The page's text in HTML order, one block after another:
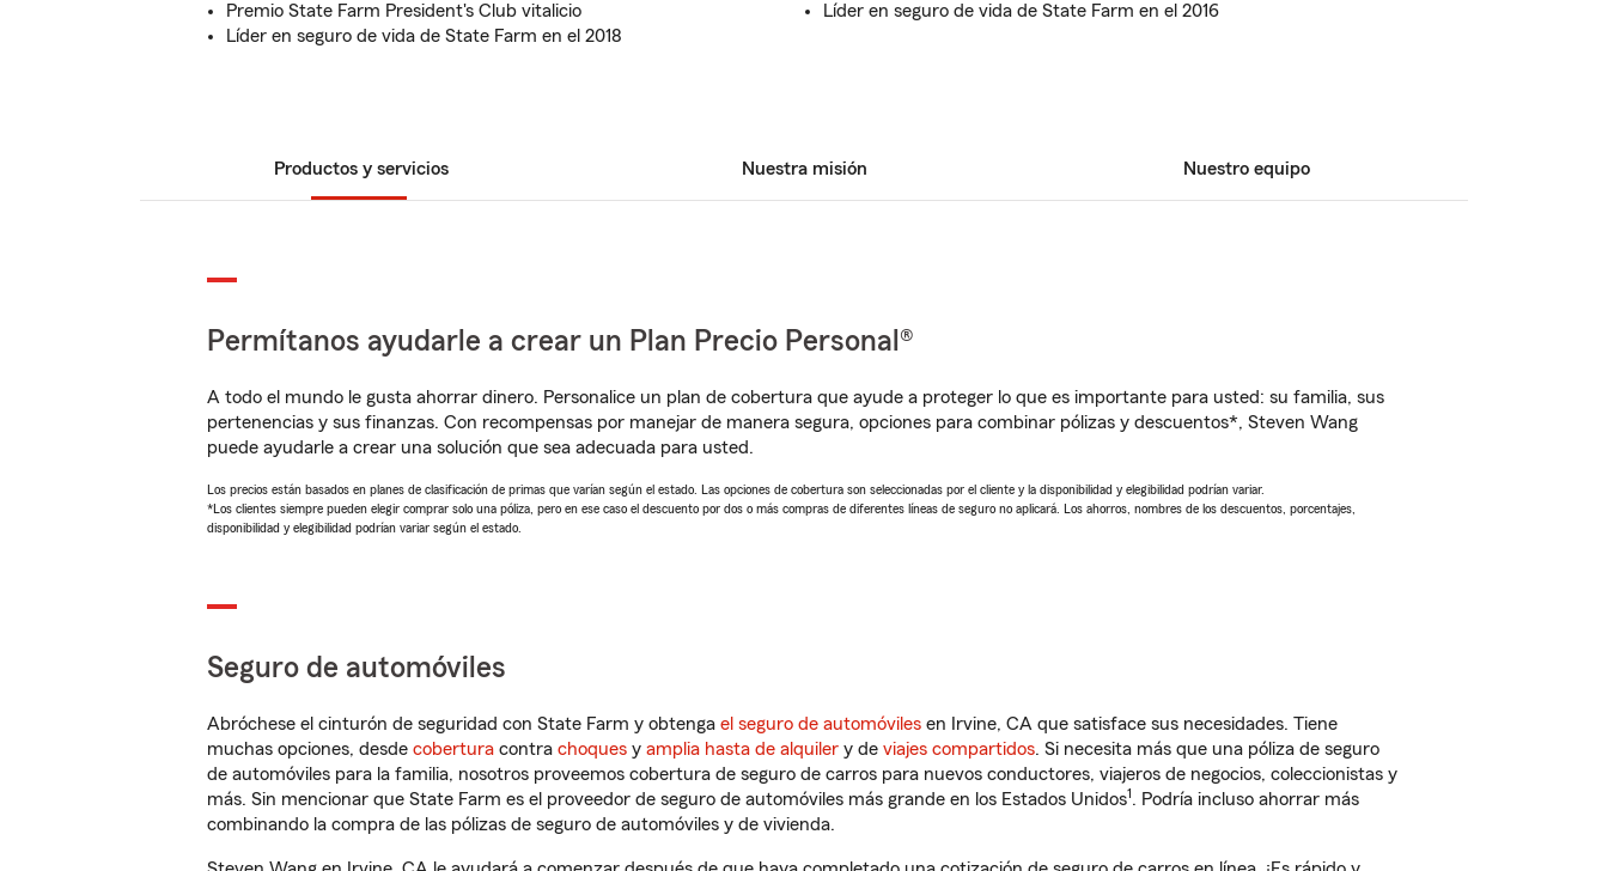
Premio State Farm President's Club vitalicio
Líder en seguro de vida de State Farm en el 2018
Líder en seguro de vida de State Farm en el 2016
Productos y servicios Nuestra misión Nuestro equipo
Permítanos ayudarle a crear un Plan Precio Personal®
A todo el mundo le gusta ahorrar dinero. Personalice un plan de cobertura que ayude a proteger lo que es importante para usted: su familia, sus
pertenencias y sus finanzas. Con recompensas por manejar de manera segura, opciones para combinar pólizas y descuentos*, Steven Wang
puede ayudarle a crear una solución que sea adecuada para usted.
Los precios están basados en planes de clasificación de primas que varían según el estado. Las opciones de cobertura son seleccionadas por el cliente y la disponibilidad y elegibilidad podrían variar.
*Los clientes siempre pueden elegir comprar solo una póliza, pero en ese caso el descuento por dos o más compras de diferentes líneas de seguro no aplicará. Los ahorros, nombres de los descuentos, porcentajes,
disponibilidad y elegibilidad podrían variar según el estado.
Seguro de automóviles
Abróchese el cinturón de seguridad con State Farm y obtenga el seguro de automóviles en Irvine, CA que satisface sus necesidades. Tiene
muchas opciones, desde cobertura contra choques y amplia hasta de alquiler y de viajes compartidos. Si necesita más que una póliza de seguro
de automóviles para la familia, nosotros proveemos cobertura de seguro de carros para nuevos conductores, viajeros de negocios, coleccionistas y
más. Sin mencionar que State Farm es el proveedor de seguro de automóviles más grande en los Estados Unidos1. Podría incluso ahorrar más
combinando la compra de las pólizas de seguro de automóviles y de vivienda.